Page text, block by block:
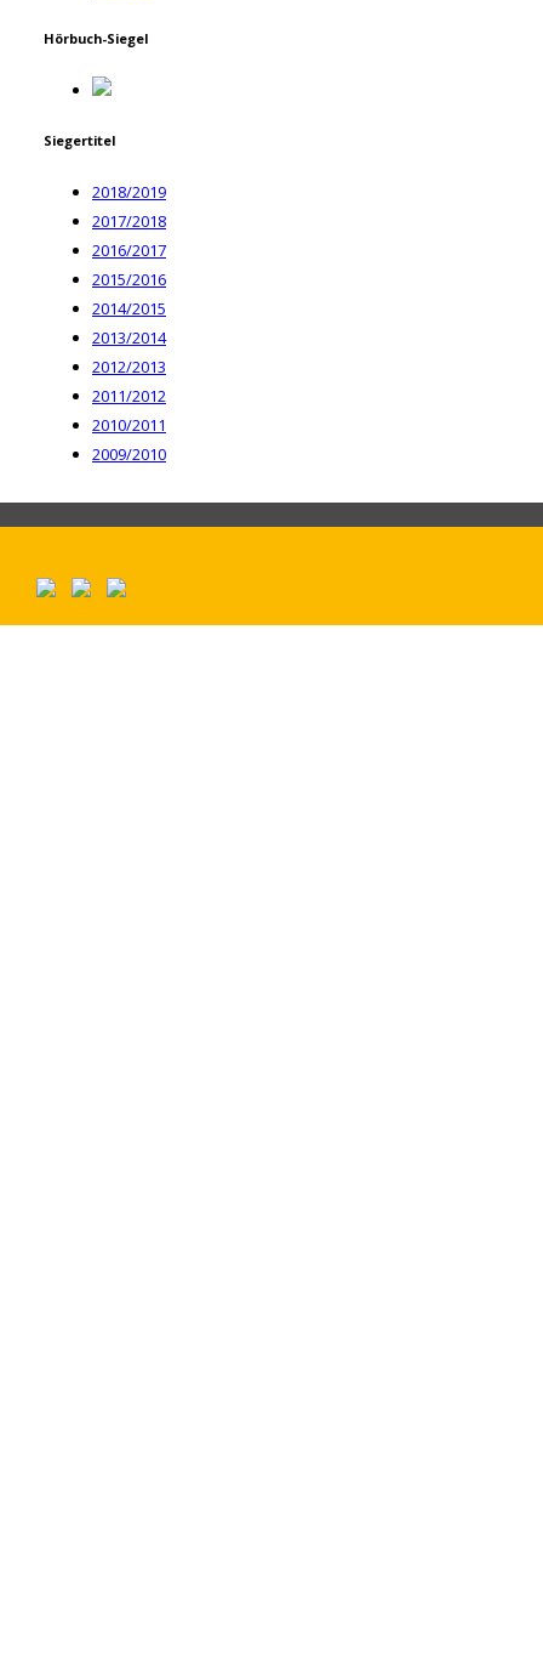
Hörbuch-Siegel
Siegertitel
2018/2019
2017/2018
2016/2017
2015/2016
2014/2015
2013/2014
2012/2013
2011/2012
2010/2011
2009/2010